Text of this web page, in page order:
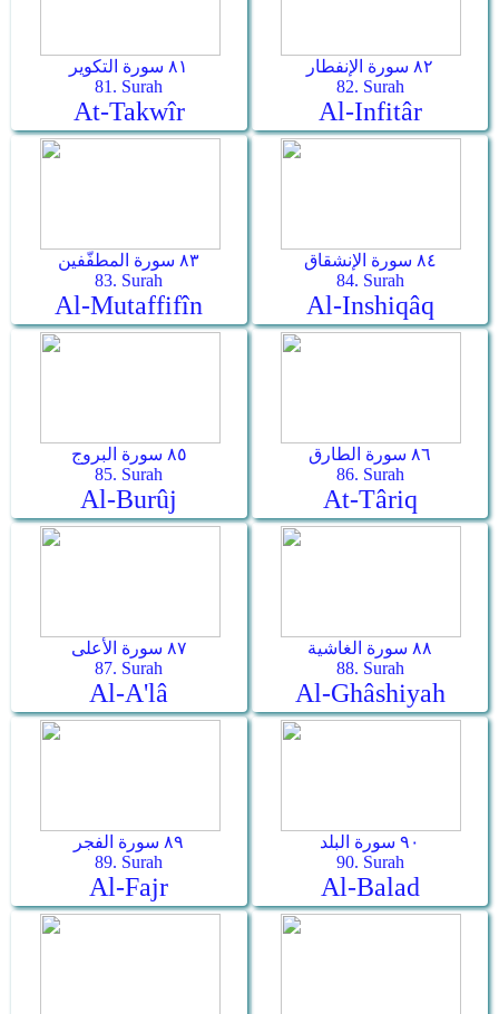
٨١ سورة التكوير
81. Surah
At-Takwîr
٨٢ سورة الإنفطار
82. Surah
Al-Infitâr
٨٣ سورة المطفّفين
83. Surah
Al-Mutaffifîn
٨٤ سورة الإنشقاق
84. Surah
Al-Inshiqâq
٨٥ سورة البروج
85. Surah
Al-Burûj
٨٦ سورة الطارق
86. Surah
At-Târiq
٨٧ سورة الأعلى
87. Surah
Al-A'lâ
٨٨ سورة الغاشية
88. Surah
Al-Ghâshiyah
٨٩ سورة الفجر
89. Surah
Al-Fajr
٩٠ سورة البلد
90. Surah
Al-Balad